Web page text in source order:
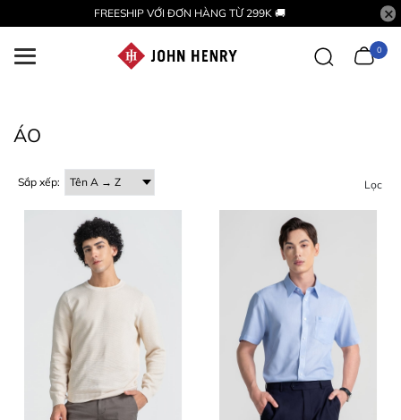
FREESHIP VỚI ĐƠN HÀNG TỪ 299K 🚚
0
ÁO
Sắp xếp: Lọc